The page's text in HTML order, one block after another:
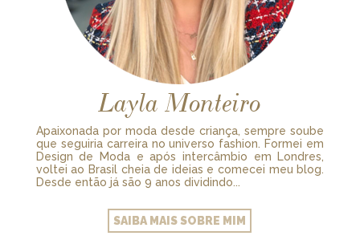
Layla Monteiro
Apaixonada por moda desde criança, sempre soube
que seguiria carreira no universo fashion. Formei em
Design de Moda e após intercâmbio em Londres,
voltei ao Brasil cheia de ideias e comecei meu blog.
Desde então já são 9 anos dividindo...
SAIBA MAIS SOBRE MIM